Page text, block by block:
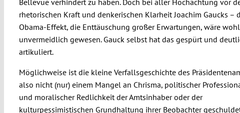
rhetorischen Kraft und denkerischen Klarheit Joachim Gaucks –
Obama-Effekt, die Enttäuschung großer Erwartungen, wäre wohl
unvermeidlich gewesen. Gauck selbst hat das gespürt und
artikuliert.
Möglichweise ist die kleine Verfallsgeschichte des
also nicht (nur) einem Mangel an Chrisma, politischer
und moralischer Redlichkeit der Amtsinhaber oder der
kulturpessimistischen Grundhaltung ihrer Beobachter